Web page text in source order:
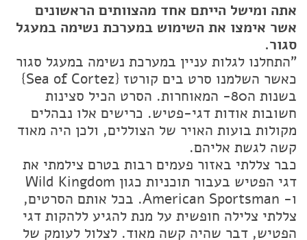
אתה ומישל הייתם אחד מהצוותים הראשונים
אשר אימצו את השימוש במערכת נשימה במעגל
סגור.
"התחלנו לגלות עניין במערכת נשימה במעגל סגור
כאשר השלמנו סרט בים קורטז {Sea of Cortez}
בשנות ה80- המאוחרות. הסרט הכיל סצינות
חשובות אודות דגי-פטיש. כרישים אלו נבהלים
מקולות בועות האויר של הצוללים, ולכן היה מאוד
קשה לגשת אליהם.
כבר צללתי באזור פעמים רבות בטרם צילמתי את
דגי הפטיש בעבור תוכניות כגון Wild Kingdom
ו- American Sportsman. בכל אותם הסרטים,
צללתי צלילה חופשית על מנת להגיע ללהקות דגי
הפטיש, דבר שהיה קשה מאוד. לצלול לעומק של